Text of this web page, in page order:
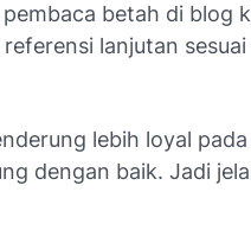
betah di blog
lanjutan
lebih loyal
dengan baik. Jadi